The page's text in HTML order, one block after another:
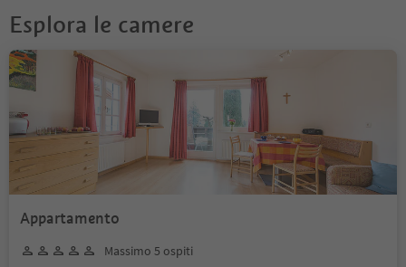
Esplora le camere
Appartamento
Massimo 5 ospiti